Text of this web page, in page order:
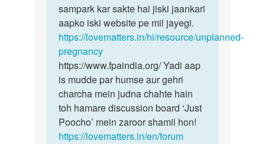
Dinesh
sampark kar sakte hai jiski jaankari
aapko iski website pe mil jayegi.
https://lovematters.in/hi/resource/unplanned-
pregnancy
https://www.fpaindia.org/ Yadi aap
is mudde par humse aur gehri
charcha mein judna chahte hain
toh hamare discussion board ‘Just
Poocho’ mein zaroor shamil hon!
https://lovematters.in/en/forum